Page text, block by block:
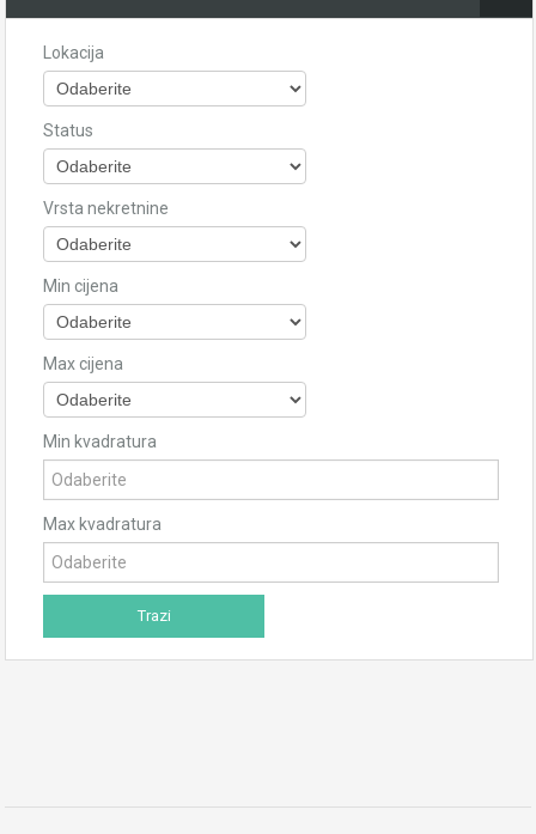
Lokacija
Status
Vrsta nekretnine
Min cijena
Max cijena
Min kvadratura
Max kvadratura